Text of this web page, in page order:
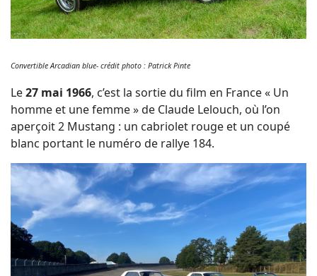
Convertible Arcadian blue- crédit photo : Patrick Pinte
Le27 mai 1966, c’est la sortie du film en France « Un
homme et une femme » de Claude Lelouch, où l’on
aperçoit 2 Mustang : un cabriolet rouge et un coupé
blanc portant le numéro de rallye 184.